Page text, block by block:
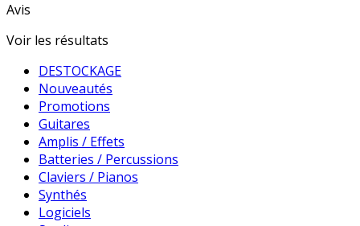
Avis
Voir les résultats
DESTOCKAGE
Nouveautés
Promotions
Guitares
Amplis / Effets
Batteries / Percussions
Claviers / Pianos
Synthés
Logiciels